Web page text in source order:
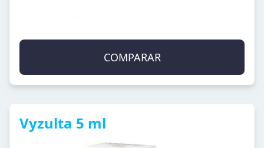
COMPARAR
Vyzulta 5 ml